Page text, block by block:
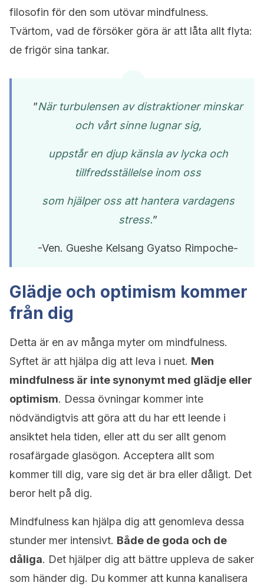
filosofin för den som utövar mindfulness.
Tvärtom, vad de försöker göra är att låta allt flyta:
de frigör sina tankar.
”När turbulensen av distraktioner minskar
och vårt sinne lugnar sig,
uppstår en djup känsla av lycka och
tillfredsställelse inom oss
som hjälper oss att hantera vardagens
stress.”
-Ven. Gueshe Kelsang Gyatso Rimpoche-
Glädje och optimism kommer
från dig
Detta är en av många myter om mindfulness.
Syftet är att hjälpa dig att leva i nuet. Men
mindfulness är inte synonymt med glädje eller
optimism. Dessa övningar kommer inte
nödvändigtvis att göra att du har ett leende i
ansiktet hela tiden, eller att du ser allt genom
rosafärgade glasögon. Acceptera allt som
kommer till dig, vare sig det är bra eller dåligt. Det
beror helt på dig.
Mindfulness kan hjälpa dig att genomleva dessa
stunder mer intensivt. Både de goda och de
dåliga. Det hjälper dig att bättre uppleva de saker
som händer dig. Du kommer att kunna kanalisera